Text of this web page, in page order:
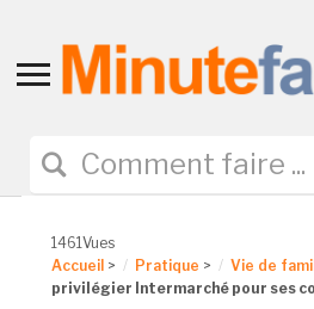
Toggle
navigation
1461Vues
Accueil > Pratique > Vie de
privilégier Intermarché pour ses